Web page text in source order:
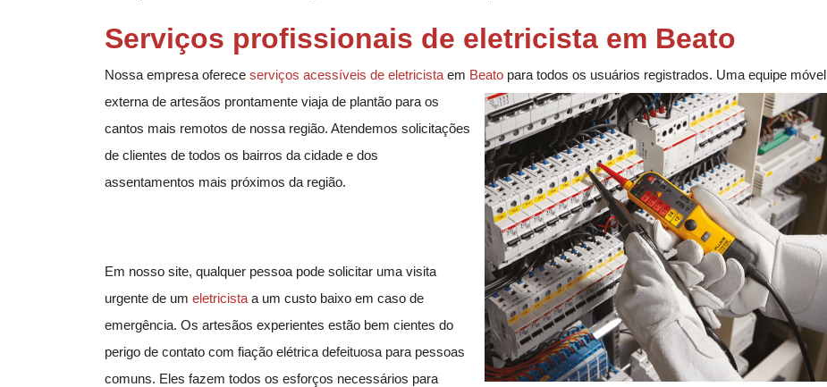
Serviços profissionais de eletricista em Beato
Nossa empresa oferece serviços acessíveis de eletricista em Beato para todos os usuários registrados. Uma equipe móvel
externa de artesãos prontamente viaja de plantão para os
cantos mais remotos de nossa região. Atendemos solicitações
de clientes de todos os bairros da cidade e dos
assentamentos mais próximos da região.
Em nosso site, qualquer pessoa pode solicitar uma visita
urgente de um eletricista a um custo baixo em caso de
emergência. Os artesãos experientes estão bem cientes do
perigo de contato com fiação elétrica defeituosa para pessoas
comuns. Eles fazem todos os esforços necessários para